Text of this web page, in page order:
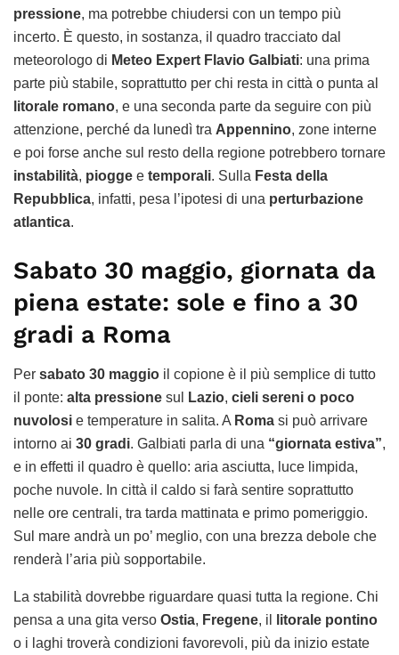
pressione, ma potrebbe chiudersi con un tempo più
incerto. È questo, in sostanza, il quadro tracciato dal
meteorologo di Meteo Expert Flavio Galbiati: una prima
parte più stabile, soprattutto per chi resta in città o punta al
litorale romano, e una seconda parte da seguire con più
attenzione, perché da lunedì tra Appennino, zone interne
e poi forse anche sul resto della regione potrebbero tornare
instabilità, piogge e temporali. Sulla Festa della
Repubblica, infatti, pesa l’ipotesi di una perturbazione
atlantica.
Sabato 30 maggio, giornata da
piena estate: sole e fino a 30
gradi a Roma
Per sabato 30 maggio il copione è il più semplice di tutto
il ponte: alta pressione sul Lazio, cieli sereni o poco
nuvolosi e temperature in salita. A Roma si può arrivare
intorno ai 30 gradi. Galbiati parla di una “giornata estiva”,
e in effetti il quadro è quello: aria asciutta, luce limpida,
poche nuvole. In città il caldo si farà sentire soprattutto
nelle ore centrali, tra tarda mattinata e primo pomeriggio.
Sul mare andrà un po’ meglio, con una brezza debole che
renderà l’aria più sopportabile.
La stabilità dovrebbe riguardare quasi tutta la regione. Chi
pensa a una gita verso Ostia, Fregene, il
litorale pontino
o i laghi troverà condizioni favorevoli, più da inizio estate